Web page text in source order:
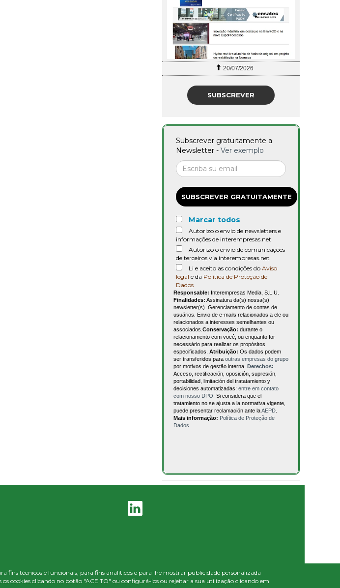
fins técnicos e funcionais, para fins analíticos e para lhe mostrar publicidade personalizada
cookies clicando no botão "ACEITO" ou configurá-los ou rejeitar a sua utilização clicando em
20/07/2026
SUBSCREVER
Subscrever gratuitamente a
Newsletter - Ver exemplo
SUBSCREVER GRATUITAMENTE
Marcar todos
Autorizo o envio de newsletters e
informações de interempresas.net
Autorizo o envio de comunicações
de terceiros via interempresas.net
Li e aceito as condições do Aviso
legal e da Política de Proteção de
Dados
Responsable: Interempresas Media, S.L.U.
Finalidades: Assinatura da(s) nossa(s)
newsletter(s). Gerenciamento de contas de
usuários. Envio de e-mails relacionados a ele ou
relacionados a interesses semelhantes ou
associados. Conservação: durante o
relacionamento com você, ou enquanto for
necessário para realizar os propósitos
especificados. Atribuição: Os dados podem
ser transferidos para outras empresas do grupo
por motivos de gestão interna. Derechos:
Acceso, rectificación, oposición, supresión,
portabilidad, limitación del tratatamiento y
decisiones automatizadas: entre em contato
com nosso DPO . Si considera que el
tratamiento no se ajusta a la normativa vigente,
puede presentar reclamación ante laAEPD
Mais informação: Política de Proteção de
Dados
Redes Sociais